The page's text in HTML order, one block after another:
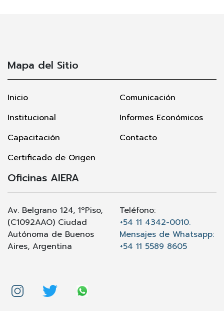
Mapa del Sitio
Inicio
Institucional
Capacitación
Certificado de Origen
Comunicación
Informes Económicos
Contacto
Oficinas AIERA
Av. Belgrano 124, 1ºPiso,
(C1092AAO) Ciudad
Autónoma de Buenos
Aires, Argentina
Teléfono:
+54 11 4342-0010.
Mensajes de Whatsapp:
+54 11 5589 8605